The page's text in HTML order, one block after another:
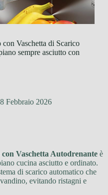
Vaschetta di Scarico
sempre asciutto con
Febbraio 2026
Vaschetta Autodrenante è
cucina asciutto e ordinato.
di scarico automatico che
evitando ristagni e